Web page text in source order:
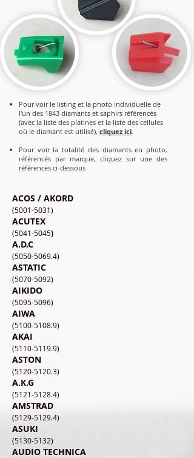
Pour voir le listing et la photo individuelle de
l'un des 1843 diamants et saphirs référencés
(avec la liste des platines et la liste des cellules
où le diamant est utilisé), cliquez ici.
Pour voir la totalité des diamants en photo,
référencés par marque, cliquez sur une des
références ci-dessous
ACOS / AKORD
​(5001-5031)
ACUTEX
(5041-5045)
A.D.C
(5050-5069.4)
ASTATIC
(5070-5092)
AIKIDO
(5095-5096)
AIWA
(5100-5108.9)
AKAI
(5110-5119.9)
ASTON
(5120-5120.3)
A.K.G
(5121-5128.4)
AMSTRAD
(5129-5129.4)
ASUKI
(5130-5132)
AUDIO TECHNICA